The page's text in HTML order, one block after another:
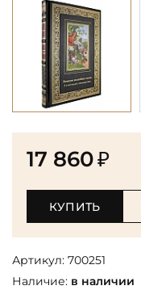
17 860₽
КУПИТЬ
Артикул: 700251
Наличие: в наличии